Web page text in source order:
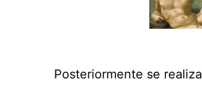
Posteriormente se